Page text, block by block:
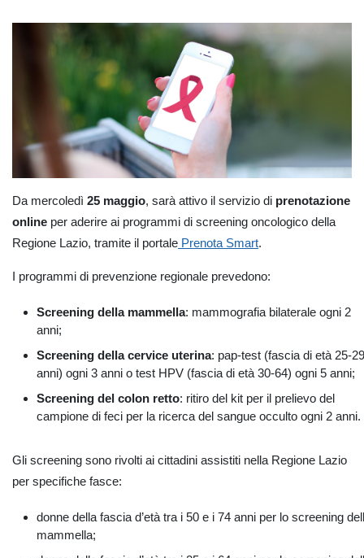
Da mercoledì 25 maggio, sarà attivo il servizio di prenotazione
online per aderire ai programmi di screening oncologico della
Regione Lazio, tramite il portale Prenota Smart.
I programmi di prevenzione regionale prevedono:
Screening della mammella: mammografia bilaterale ogni 2
anni;
Screening della cervice uterina: pap-test (fascia di età 25-29
anni) ogni 3 anni o test HPV (fascia di età 30-64) ogni 5 anni;
Screening del colon retto: ritiro del kit per il prelievo del
campione di feci per la ricerca del sangue occulto ogni 2 anni.
Gli screening sono rivolti ai cittadini assistiti nella Regione Lazio
per specifiche fasce:
donne della fascia d’età tra i 50 e i 74 anni per lo screening
mammella;